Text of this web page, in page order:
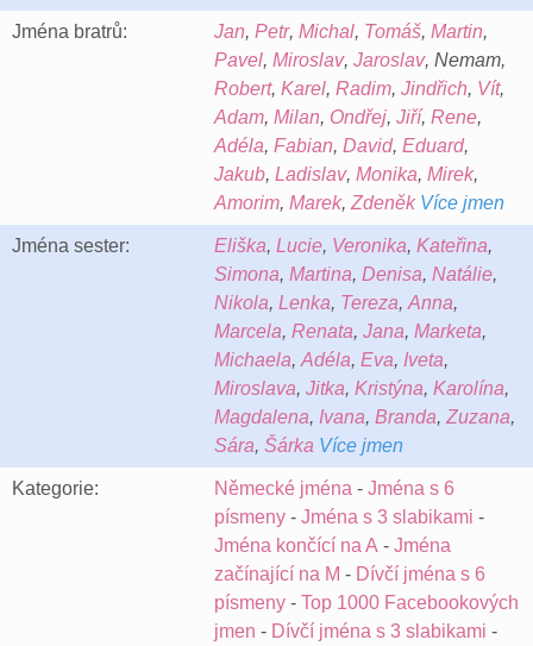
Jména bratrů: Jan, Petr, Michal, Tomáš, Martin,
Pavel, Miroslav, Jaroslav, Nemam,
Robert, Karel, Radim, Jindřich, Vít,
Adam, Milan, Ondřej, Jiří, Rene,
Adéla, Fabian, David, Eduard,
Jakub, Ladislav, Monika, Mirek,
Amorim, Marek, Zdeněk Více jmen
Jména sester: Eliška, Lucie, Veronika, Kateřina,
Simona, Martina, Denisa, Natálie,
Nikola, Lenka, Tereza, Anna,
Marcela, Renata, Jana, Marketa,
Michaela, Adéla, Eva, Iveta,
Miroslava, Jitka, Kristýna, Karolína,
Magdalena, Ivana, Branda, Zuzana,
Sára, Šárka Více jmen
Kategorie: Německé jména - Jména s 6
písmeny - Jména s 3 slabikami -
Jména končící na A - Jména
začínající na M - Dívčí jména s 6
písmeny - Top 1000 Facebookových
jmen - Dívčí jména s 3 slabikami -